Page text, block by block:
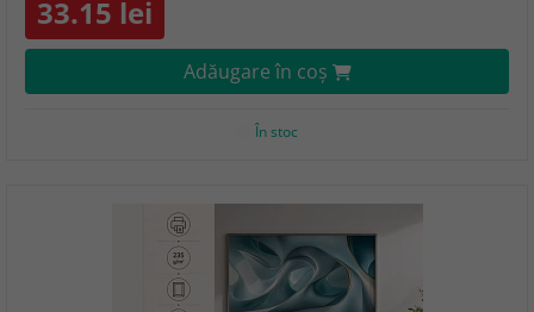
33.15 lei
Adăugare în coş
În stoc